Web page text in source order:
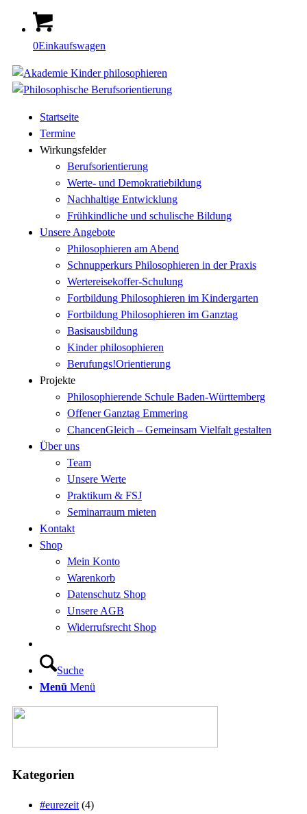
0Einkaufswagen
Startseite
Termine
Wirkungsfelder
Berufsorientierung
Werte- und Demokratiebildung
Nachhaltige Entwicklung
Frühkindliche und schulische Bildung
Unsere Angebote
Philosophieren am Abend
Schnupperkurs Philosophieren in der Praxis
Wertereisekoffer-Schulung
Fortbildung Philosophieren im Kindergarten
Fortbildung Philosophieren im Ganztag
Basisausbildung
Kinder philosophieren
Berufungs!Orientierung
Projekte
Philosophierende Schule Baden-Württemberg
Offener Ganztag Emmering
ChancenGleich – Gemeinsam Vielfalt gestalten
Über uns
Team
Unsere Werte
Praktikum & FSJ
Seminarraum mieten
Kontakt
Shop
Mein Konto
Warenkorb
Datenschutz Shop
Unsere AGB
Widerrufsrecht Shop
Suche
Menü Menü
Kategorien
#eurezeit(4)